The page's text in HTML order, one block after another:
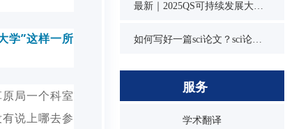
学”这样一所
局一个科室
说上哪去参
最新｜2025QS可持续发展大学排名发布！同济位列第3，1所双非入围前10
如何写好一篇sci论文？sci论文的写作技巧
服务
学术翻译